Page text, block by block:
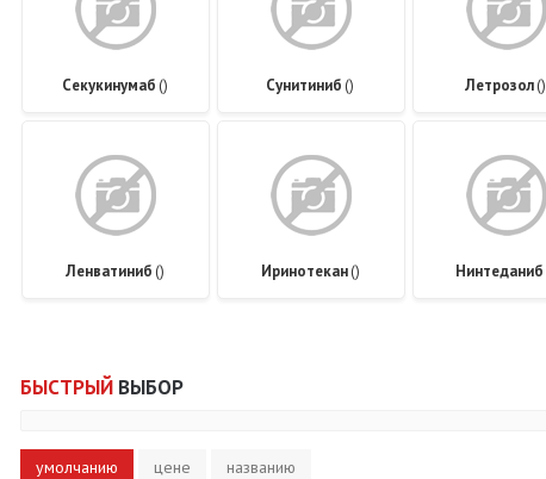
Секукинумаб () Сунитиниб () Летрозол()
Ленватиниб () Иринотекан() Нинтеданиб
БЫСТРЫЙ ВЫБОР
умолчанию цене названию